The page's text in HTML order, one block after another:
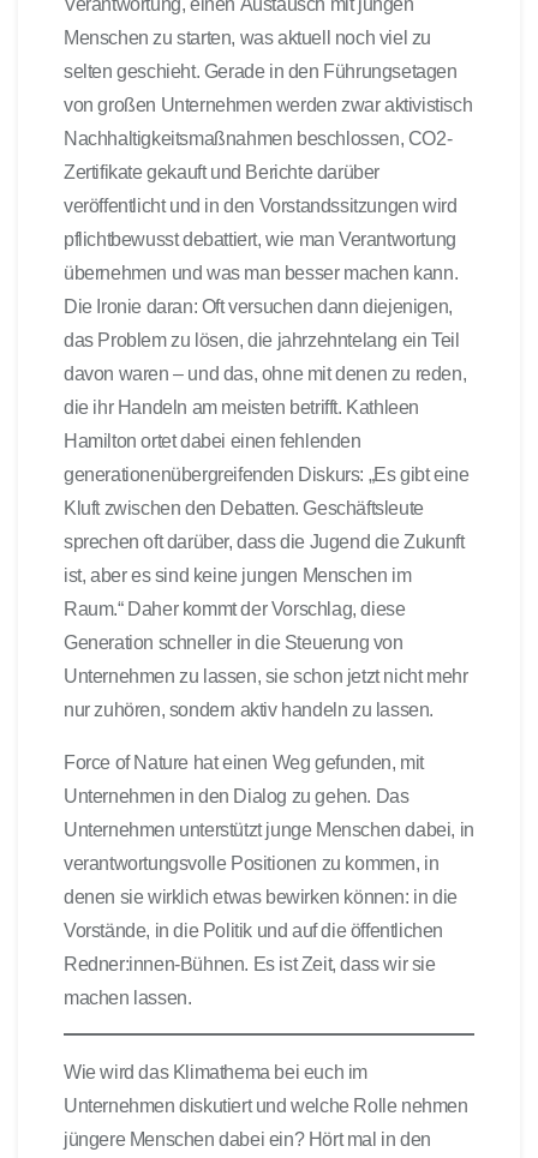
Menschen zu starten, was aktuell noch viel zu
selten geschieht. Gerade in den Führungsetagen
von großen Unternehmen werden zwar aktivistisch
Nachhaltigkeitsmaßnahmen beschlossen, CO2-
Zertifikate gekauft und Berichte darüber
veröffentlicht und in den Vorstandssitzungen wird
pflichtbewusst debattiert, wie man Verantwortung
übernehmen und was man besser machen kann.
Die Ironie daran: Oft versuchen dann diejenigen,
das Problem zu lösen, die jahrzehntelang ein Teil
davon waren – und das, ohne mit denen zu reden,
die ihr Handeln am meisten betrifft. Kathleen
Hamilton ortet dabei einen fehlenden
generationenübergreifenden Diskurs: „Es gibt eine
Kluft zwischen den Debatten. Geschäftsleute
sprechen oft darüber, dass die Jugend die Zukunft
ist, aber es sind keine jungen Menschen im
Raum.“ Daher kommt der Vorschlag, diese
Generation schneller in die Steuerung von
Unternehmen zu lassen, sie schon jetzt nicht mehr
nur zuhören, sondern aktiv handeln zu lassen.
Force of Nature hat einen Weg gefunden, mit
Unternehmen in den Dialog zu gehen. Das
Unternehmen unterstützt junge Menschen dabei, in
verantwortungsvolle Positionen zu kommen, in
denen sie wirklich etwas bewirken können: in die
Vorstände, in die Politik und auf die öffentlichen
Redner:innen-Bühnen. Es ist Zeit, dass wir sie
machen lassen.
Wie wird das Klimathema bei euch im
Unternehmen diskutiert und welche Rolle nehmen
jüngere Menschen dabei ein? Hört mal in den